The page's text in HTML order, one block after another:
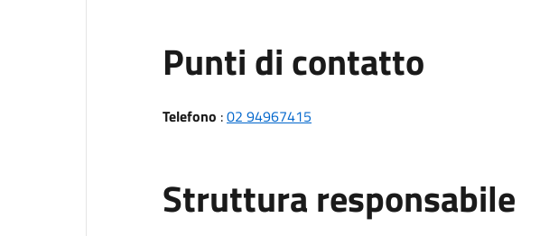
Punti di contatto
Telefono :02 94967415
Struttura responsabile